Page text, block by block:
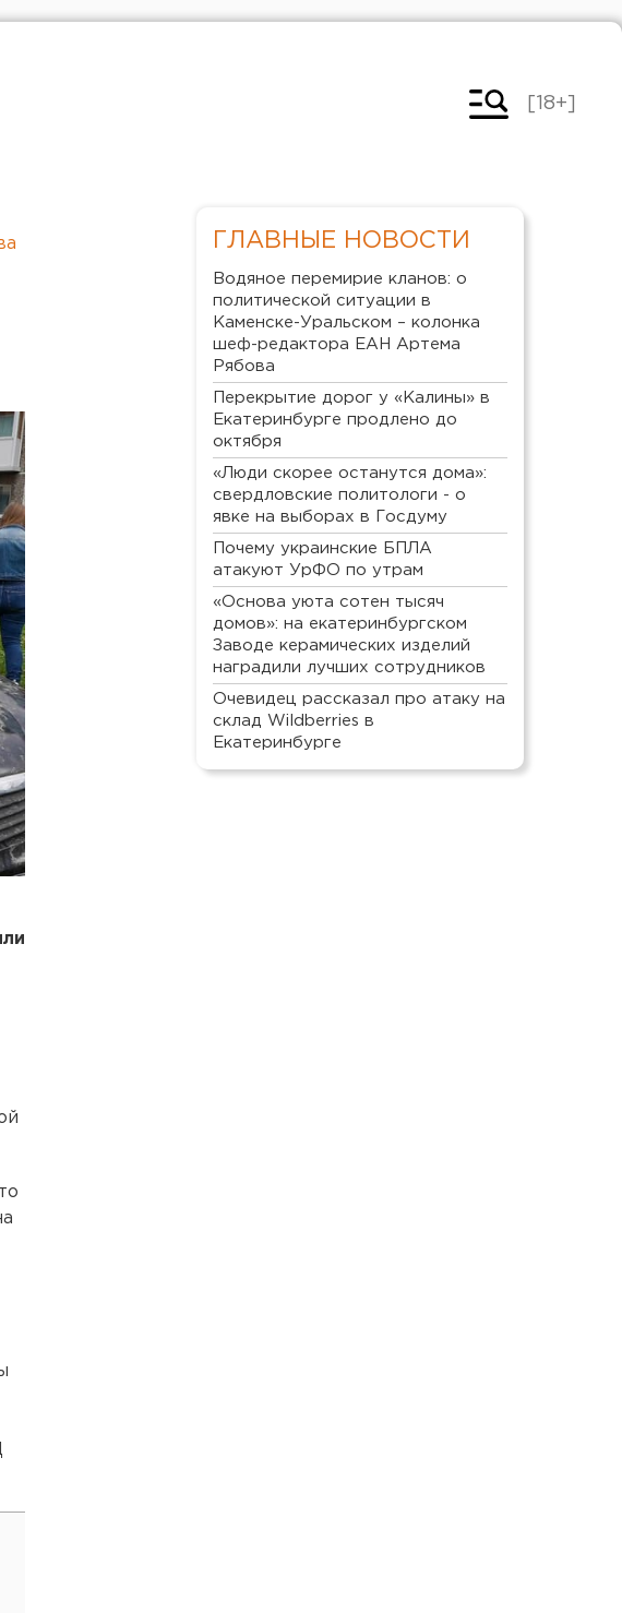
[18+]
ГЛАВНЫЕ НОВОСТИ
Водяное перемирие кланов: о
политической ситуации в
Каменске-Уральском – колонка
шеф-редактора ЕАН Артема
Рябова
Перекрытие дорог у «Калины» в
Екатеринбурге продлено до
октября
«Люди скорее останутся дома»:
свердловские политологи - о
явке на выборах в Госдуму
Почему украинские БПЛА
атакуют УрФО по утрам
«Основа уюта сотен тысяч
домов»: на екатеринбургском
Заводе керамических изделий
наградили лучших сотрудников
Очевидец рассказал про атаку на
склад Wildberries в
Екатеринбурге